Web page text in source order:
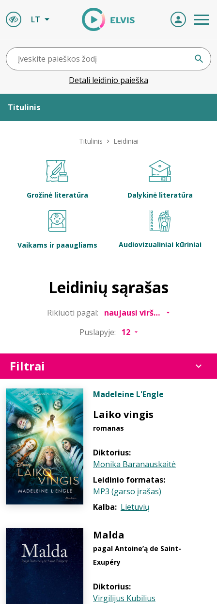
LT
Detali leidinio paieška
Titulinis
Bibliotekoms
Titulinis Leidiniai
Grožinė literatūra Dalykinė literatūra
Vaikams ir paaugliams Audiovizualiniai kūriniai
Leidinių sąrašas
Rikiuoti pagal:
Puslapyje:
Filtrai
Madeleine L'Engle
Laiko vingis
romanas
Diktorius:
Monika Baranauskaitė
Leidinio formatas:
MP3 (garso įrašas)
Kalba: Lietuvių
Malda
pagal Antoine’ą de Saint-
Exupéry
Diktorius:
Virgilijus Kubilius